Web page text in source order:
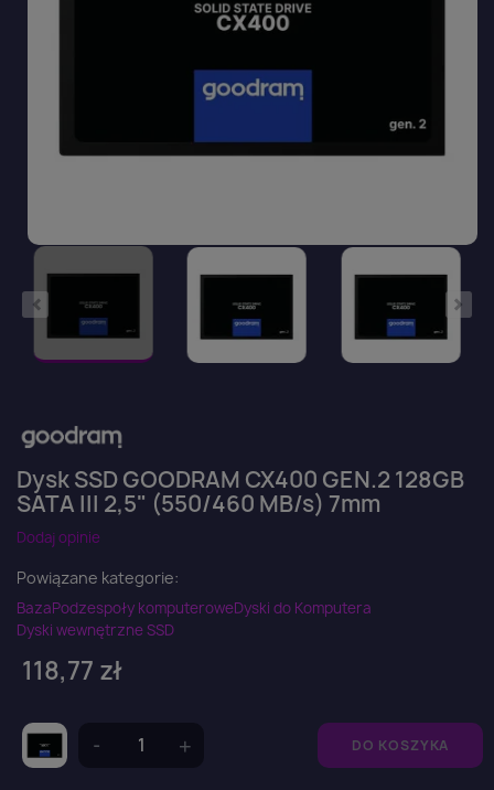
Dysk SSD GOODRAM CX400 GEN.2 128GB
SATA III 2,5" (550/460 MB/s) 7mm
Dodaj opinie
Powiązane kategorie:
BazaPodzespoły komputeroweDyski do Komputera
Dyski wewnętrzne SSD
118,77 zł
DO KOSZYKA